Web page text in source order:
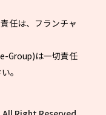
任は、フランチャ
Group)は一切責任
。